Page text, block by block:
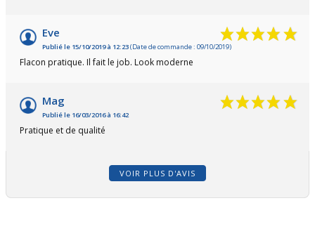
Eve
Publié le 15/10/2019 à 12:23(Date de commande : 09/10/2019)
Flacon pratique. Il fait le job. Look moderne
Mag
Publié le 16/03/2016 à 16:42
Pratique et de qualité
VOIR PLUS D'AVIS